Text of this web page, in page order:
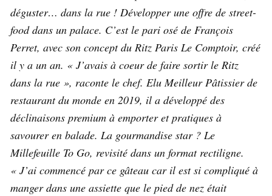
déguster… dans la rue ! Développer une offre de street-
food dans un palace. C’est le pari osé de François
Perret, avec son concept du Ritz Paris Le Comptoir, créé
il y a un an. « J’avais à coeur de faire sortir le Ritz
dans la rue », raconte le chef. Elu Meilleur Pâtissier de
restaurant du monde en 2019, il a développé des
déclinaisons premium à emporter et pratiques à
savourer en balade. La gourmandise star ? Le
Millefeuille To Go, revisité dans un format rectiligne.
« J’ai commencé par ce gâteau car il est si compliqué à
manger dans une assiette que le pied de nez était